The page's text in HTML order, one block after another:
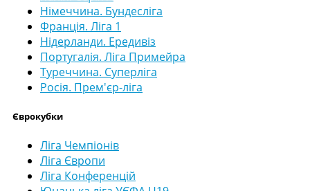
Німеччина. Бундесліга
Франція. Ліга 1
Нідерланди. Ередивіз
Португалія. Ліга Примейра
Туреччина. Суперліга
Росія. Прем'єр-ліга
Єврокубки
Ліга Чемпіонів
Ліга Європи
Ліга Конференцій